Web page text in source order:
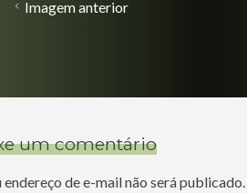
Imagem anterior
um comentário
endereço de e-mail não será publicado.